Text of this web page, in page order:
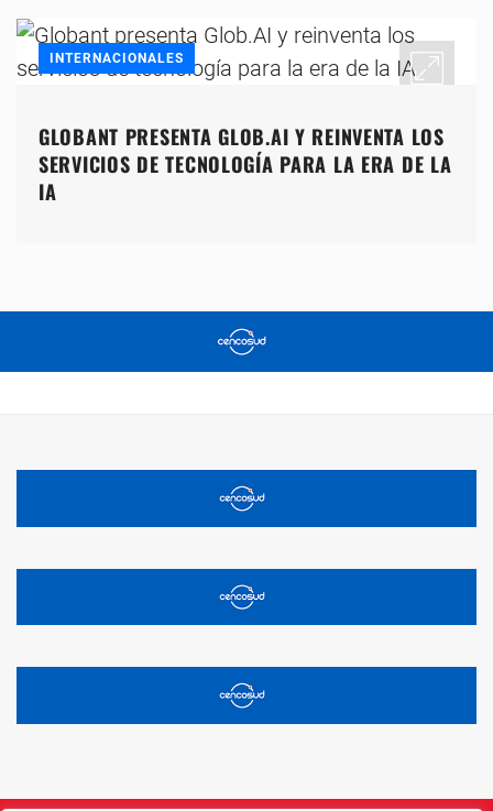
INTERNACIONALES
GLOBANT PRESENTA GLOB.AI Y REINVENTA LOS
SERVICIOS DE TECNOLOGÍA PARA LA ERA DE LA
IA